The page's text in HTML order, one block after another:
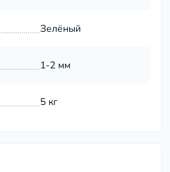
Зелёный
1-2 мм
5 кг